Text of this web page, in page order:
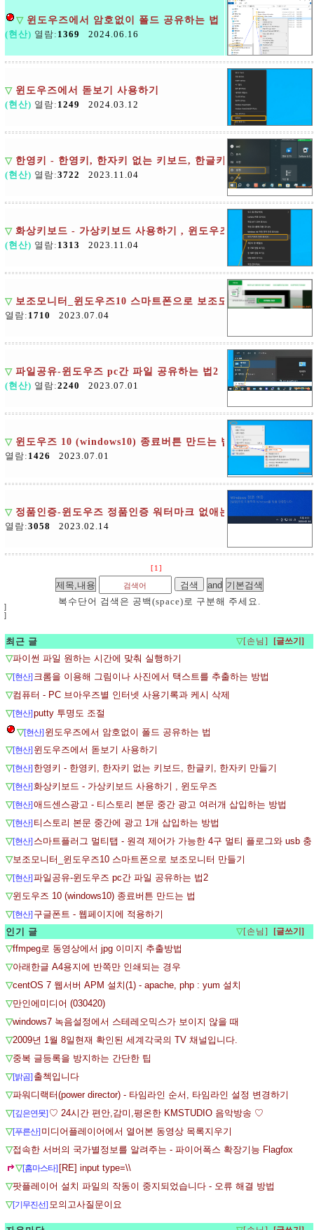
▽ 윈도우즈에서 암호없이 폴드 공유하는 법
(현산) 열람: 1369 2024.06.16
▽ 윈도우즈에서 돋보기 사용하기
(현산) 열람: 1249 2024.03.12
▽ 한영키 - 한영키, 한자키 없는 키보드, 한글키, 한자키 만들기
(현산) 열람:3722 2023.11.04
▽ 화상키보드 - 가상키보드 사용하기 , 윈도우즈
(현산) 열람: 1313 2023.11.04
▽ 보조모니터_윈도우즈10 스마트폰으로 보조모니터 만들기
열람: 1710 2023.07.04
▽ 파일공유-윈도우즈 pc간 파일 공유하는 법2
(현산) 열람:2240 2023.07.01
▽ 윈도우즈 10 (windows10) 종료버튼 만드는 법
열람: 1426 2023.07.01
▽ 정품인증-윈도우즈 정품인증 워터마크 없애는 법
열람:3058 2023.02.14
[1]
복수단어 검색은 공백(space)로 구분해 주세요.
]
]
최근 글 ▽[손님]
▽파이썬 파일 원하는 시간에 맞춰 실행하기
▽[현산] 크롬을 이용해 그림이나 사진에서 택스트를 추출하는 방법
▽컴퓨터 - PC 브아우즈별 인터넷 사용기록과 케시 삭제
▽[현산]putty 투명도 조절
▽[현산] 윈도우즈에서 암호없이 폴드 공유하는 법
▽[현산] 윈도우즈에서 돋보기 사용하기
▽[현산] 한영키 - 한영키, 한자키 없는 키보드, 한글키, 한자키 만들기
▽[현산]화상키보드 - 가상키보드 사용하기 , 윈도우즈
▽[현산]애드센스광고 - 티스토리 본문 중간 광고 여러개 삽입하는 방법
▽[현산] 티스토리 본문 중간에 광고 1개 삽입하는 방법
▽[현산] 스마트플러그 멀티탭 - 원격 제어가 가능한 4구 멀티 플로그와 usb
▽보조모니터_윈도우즈10 스마트폰으로 보조모니터 만들기
▽[현산]파일공유-윈도우즈 pc간 파일 공유하는 법2
▽윈도우즈 10 (windows10) 종료버튼 만드는 법
▽[현산] 구글폰트 - 웹페이지에 적용하기
인기 글
▽[손님]
▽ffmpeg로 동영상에서 jpg 이미지 추출방법
▽아래한글 A4용지에 반쪽만 인쇄되는 경우
▽centOS 7 웹서버 APM 설치(1) - apache, php : yum 설치
▽만인에미디어 (030420)
▽windows7 녹음설정에서 스테레오믹스가 보이지 않을 때
▽2009년 1월 8일현재 확인된 세계각국의 TV 채널입니다.
▽중복 글등록을 방지하는 간단한 팁
▽[밝곰] 출첵입니다
▽파워디랙터(power director) - 타임라인 순서, 타임라인 설정 변경하기
▽[깊은연못] ♡ 24시간 편안,감미,평온한 KMSTUDIO 음악방송 ♡
▽[푸른산] 미디어플레이어에서 열어본 동영상 목록지우기
▽접속한 서버의 국가별정보를 알려주는 - 파이어폭스 확장기능 Flagfox
▽[홈마스타] [RE] input type=\\
▽팟플레이어 설치 파일의 작동이 중지되었습니다 - 오류 해결 방법
▽[기무진선] 모의고사질문이요